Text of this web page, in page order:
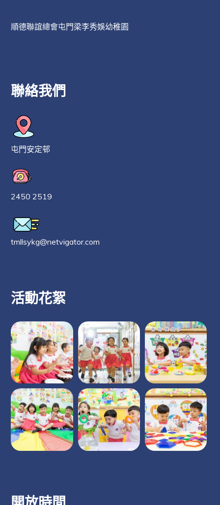
順德聯誼總會屯門梁李秀娛幼稚園
聯絡我們
屯門安定邨
2450 2519
tmllsykg@netvigator.com
活動花絮